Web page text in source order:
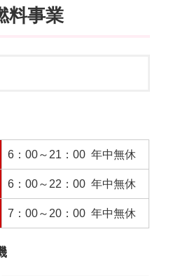
料事業
6：00～21：00 年中無休
6：00～22：00 年中無休
7：00～20：00 年中無休